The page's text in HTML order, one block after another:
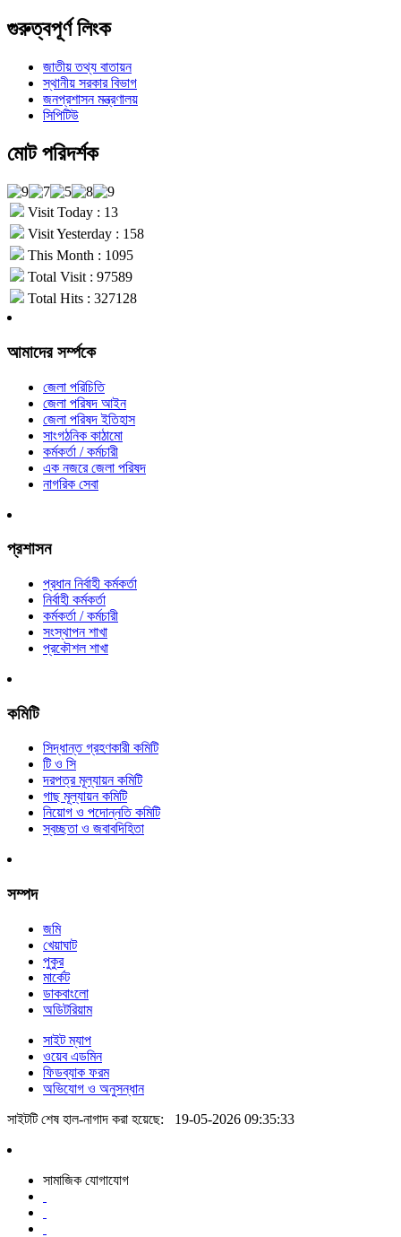
গুরুত্বপূর্ণ লিংক
জাতীয় তথ্য বাতায়ন
স্থানীয় সরকার বিভাগ
জনপ্রশাসন মন্ত্রণালয়
সিপিটিউ
মোট পরিদর্শক
Visit Today : 13
Visit Yesterday : 158
This Month : 1095
Total Visit : 97589
Total Hits : 327128
আমাদের সর্ম্পকে
জেলা পরিচিতি
জেলা পরিষদ আইন
জেলা পরিষদ ইতিহাস
সাংগঠনিক কাঠামো
কর্মকর্তা / কর্মচারী
এক নজরে জেলা পরিষদ
নাগরিক সেবা
প্রশাসন
প্রধান নির্বাহী কর্মকর্তা
নির্বাহী কর্মকর্তা
কর্মকর্তা / কর্মচারী
সংস্থাপন শাখা
প্রকৌশল শাখা
কমিটি
সিদ্ধান্ত গ্রহণকারী কমিটি
টি ও সি
দরপত্র মূল্যায়ন কমিটি
গাছ মূল্যায়ন কমিটি
নিয়োগ ও পদোন্নতি কমিটি
স্বচ্ছতা ও জবাবদিহিতা
সম্পদ
জমি
খেয়াঘাট
পুকুর
মার্কেট
ডাকবাংলো
অডিটরিয়াম
সাইট ম্যাপ
ওয়েব এডমিন
ফিডব্যাক ফরম
অভিযোগ ও অনুসন্ধান
সাইটটি শেষ হাল-নাগাদ করা হয়েছে: 19-05-2026 09:35:33
সামাজিক যোগাযোগ